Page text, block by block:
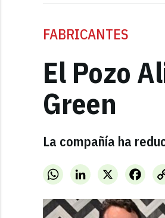
FABRICANTES
El Pozo
Green
La compañía ha
WhatsAppLinkedInX